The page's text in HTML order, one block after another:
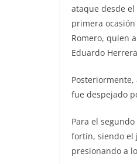
ataque desde
primera
Romero, quien
Eduardo
fue despejado
Para el
fortín, siendo el
presionando a